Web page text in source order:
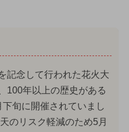
記念して行われた花火大
100年以上の歴史がある
旬に開催されていまし
のリスク軽減のため5月